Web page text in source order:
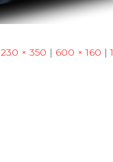
230 × 350 | 600 × 160 |